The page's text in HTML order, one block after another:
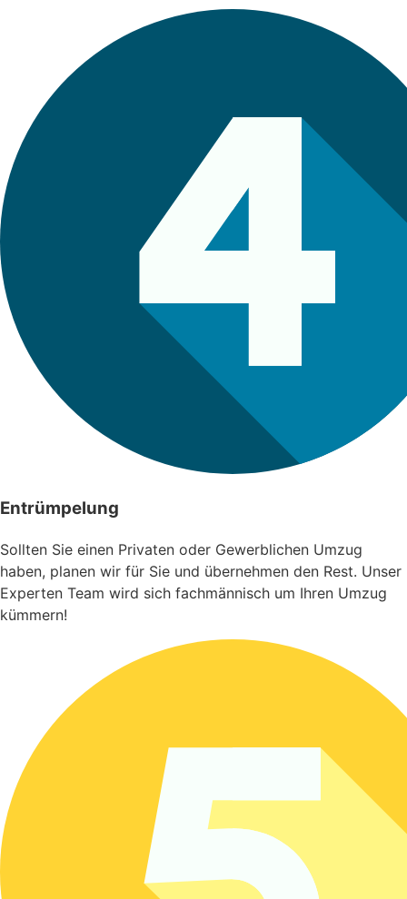
Entrümpelung
Sollten Sie einen Privaten oder Gewerblichen Umzug
haben, planen wir für Sie und übernehmen den Rest. Unser
Experten Team wird sich fachmännisch um Ihren Umzug
kümmern!